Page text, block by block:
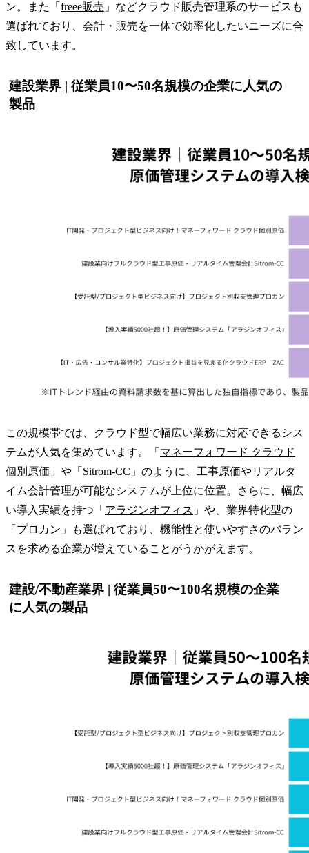
ン。また「 freee販売 」などクラウド販売管理系のサービスも
選ばれており、会計・販売を一体で効率化したいニーズに合
致しています。
建設業界 | 従業員10〜50名規模の企業に人気の
製品
この規模帯では、クラウド型で幅広い業務に対応できるシス
テムが人気を集めています。「 マネーフォワード クラウド
個別原価 」や「Sitrom-CC」のように、工事原価やリアルタ
イム会計管理が可能なシステムが上位に位置。さらに、幅広
い導入実績を持つ「 アラジンオフィス 」や、業界特化型の
「 プロカン 」も選ばれており、機能性と使いやすさのバラン
スを求める企業が増えていることがうかがえます。
建設/不動産業界 | 従業員50〜100名規模の企業
に人気の製品